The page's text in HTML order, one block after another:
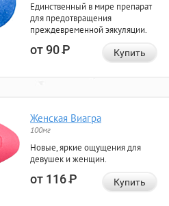
Единственный в мире препарат
для предотвращения
преждевременной эякуляции.
от 90Р Купить
Женская Виагра
100мг
Новые, яркие ощущения для
девушек и женщин.
от 116Р Купить